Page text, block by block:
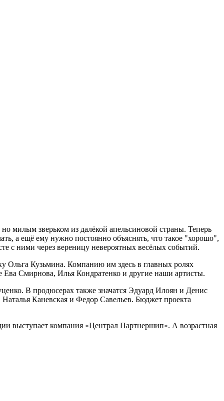
милым зверьком из далёкой апельсиновой страны. Теперь
а ещё ему нужно постоянно объяснять, что такое "хорошо",
с ними через вереницу невероятных весёлых событий.
Ольга Кузьмина. Компанию им здесь в главных ролях
Смирнова, Илья Кондратенко и другие наши артисты.
В продюсерах также значатся Эдуард Илоян и Денис
Каневская и Федор Савельев. Бюджет проекта
выступает компания «Централ Партнершип». А возрастная